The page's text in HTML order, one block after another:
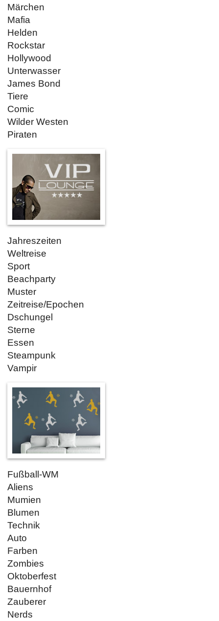
Märchen
Mafia
Helden
Rockstar
Hollywood
Unterwasser
James Bond
Tiere
Comic
Wilder Westen
Piraten
Jahreszeiten
Weltreise
Sport
Beachparty
Muster
Zeitreise/Epochen
Dschungel
Sterne
Essen
Steampunk
Vampir
Fußball-WM
Aliens
Mumien
Blumen
Technik
Auto
Farben
Zombies
Oktoberfest
Bauernhof
Zauberer
Nerds